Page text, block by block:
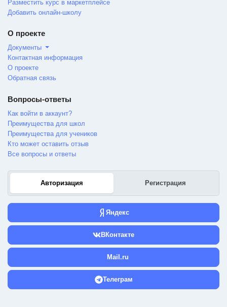
Разместить курс в маркетплейсе
Добавить онлайн-школу
О проекте
Документы
Контактная информация
О проекте
Обратная связь
Вопросы-ответы
Как войти в аккаунт?
Преимущества для школ
Преимущества для учеников
Кто может оставить отзыв
Все вопросы и ответы
Авторизация Регистрация
Яндекс
ВКонтакте
Mail.ru
Телеграм